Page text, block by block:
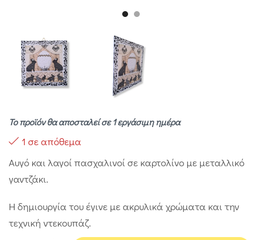
Το προϊόν θα αποσταλεί σε 1 εργάσιμη ημέρα
1 σε απόθεμα
Αυγό και λαγοί πασχαλινοί σε καρτολίνο με μεταλλικό
γαντζάκι.
Η δημιουργία του έγινε με ακρυλικά χρώματα και την
τεχνική ντεκουπάζ.